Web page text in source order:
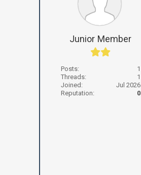
Junior Member
Posts: 1
Threads: 1
Joined: Jul 2026
Reputation: 0